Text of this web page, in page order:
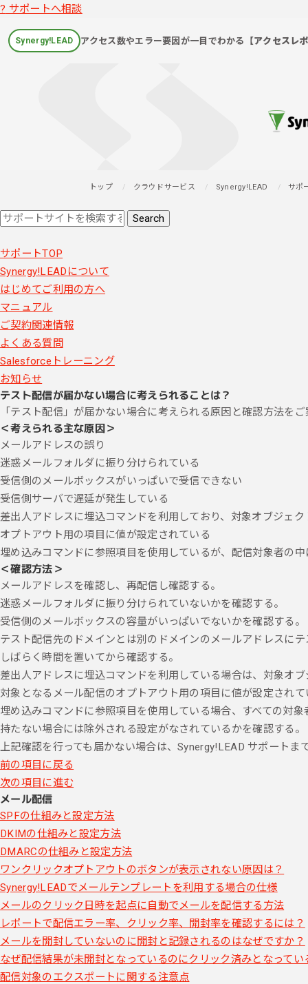
? サポートへ相談
Synergy!LEAD アクセス数やエラー要因が一目でわかる 【アクセスレ
トップ クラウドサービス Synergy!LEAD サポ
サポートTOP
Synergy!LEADについて
はじめてご利用の方へ
マニュアル
ご契約関連情報
よくある質問
Salesforceトレーニング
お知らせ
テスト配信が届かない場合に考えられることは？
「テスト配信」が届かない場合に考えられる原因と確認方法を
＜考えられる主な原因＞
メールアドレスの誤り
迷惑メールフォルダに振り分けられている
受信側のメールボックスがいっぱいで受信できない
受信側サーバで遅延が発生している
差出人アドレスに埋込コマンドを利用しており、対象オブジェ
オプトアウト用の項目に値が設定されている
埋め込みコマンドに参照項目を使用しているが、配信対象者の
＜確認方法＞
メールアドレスを確認し、再配信し確認する。
迷惑メールフォルダに振り分けられていないかを確認する。
受信側のメールボックスの容量がいっぱいでないかを確認する。
テスト配信先のドメインとは別のドメインのメールアドレスに
しばらく時間を置いてから確認する。
差出人アドレスに埋込コマンドを利用している場合は、対象オ
対象となるメール配信のオプトアウト用の項目に値が設定され
埋め込みコマンドに参照項目を使用している場合、すべての対
持たない場合には除外される設定がなされているかを確認する。
上記確認を行っても届かない場合は、Synergy!LEAD サポートま
前の項目に戻る
次の項目に進む
メール配信
SPFの仕組みと設定方法
DKIMの仕組みと設定方法
DMARCの仕組みと設定方法
ワンクリックオプトアウトのボタンが表示されない原因は？
Synergy!LEADでメールテンプレートを利用する場合の仕様
メールのクリック日時を起点に自動でメールを配信する方法
レポートで配信エラー率、クリック率、開封率を確認するには？
メールを開封していないのに開封と記録されるのはなぜですか？
なぜ配信結果が未開封となっているのにクリック済みとなってい
配信対象のエクスポートに関する注意点